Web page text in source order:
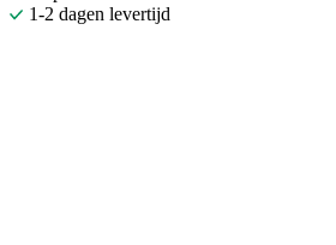
1-2 dagen levertijd